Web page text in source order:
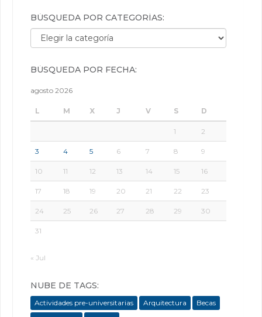
BÚSQUEDA POR CATEGORÍAS:
Búsqueda por categorías:
BÚSQUEDA POR FECHA:
agosto 2026
L M X J V S D
1 2
3 4 5 6 7 8 9
10 11 12 13 14 15 16
17 18 19 20 21 22 23
24 25 26 27 28 29 30
31
« Jul
NUBE DE TAGS:
Actividades pre-universitarias Arquitectura
Becas